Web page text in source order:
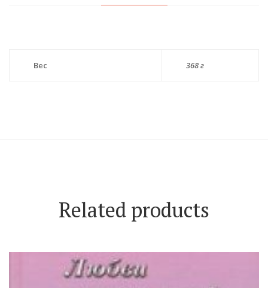
Вес 368 г
Related products